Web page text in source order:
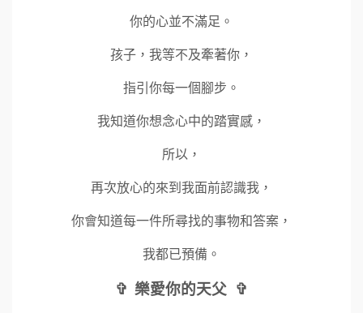
你的心並不滿足。
孩子，我等不及牽著你，
指引你每一個腳步。
我知道你想念心中的踏實感，
所以，
再次放心的來到我面前認識我，
你會知道每一件所尋找的事物和答案，
我都已預備。
✞ 樂愛你的天父 ✞